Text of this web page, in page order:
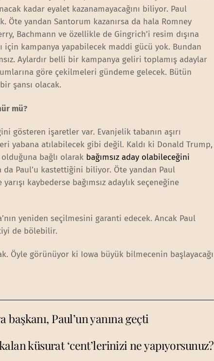
kadar eyalet kazanamayacağını biliyor. Paul
Öte yandan Santorum kazanırsa da hala Romney
Bachmann ve özellikle de Gingrich’i resim dışına
için kampanya yapabilecek maddi gücü yok. Bundan
Aylardır belli bir kampanya geliri toplamış adaylar
göre çekilmeleri gündeme gelecek. Bütün
şansı olacak.
mü?
gösteren işaretler var. Evanjelik tabanın aşırı
yabana atılabilecek gibi değil. Kaldı ki Donald Trump,
olduğuna bağlı olarak bağımsız aday olabileceğini
da Paul’u kastettiğini biliyor. Öte yandan Paul
kaybederse bağımsız adaylık seçeneğine
yeniden seçilmesini garanti edecek. Ancak Paul
de bölebilir.
Öyle görünüyor ki Iowa büyük bilmecenin başlayacağı
Paul’un yanına geçti
küsurat ‘cent’lerinizi ne yapıyorsunuz?